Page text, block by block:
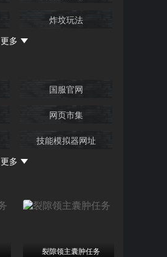
炸坟玩法
更多
国服官网
网页市集
技能模拟器网址
更多
裂隙领主囊肿任务